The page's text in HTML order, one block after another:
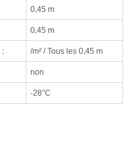
0,45 m
0,45 m
: /m² / Tous les 0,45 m
non
-28°C